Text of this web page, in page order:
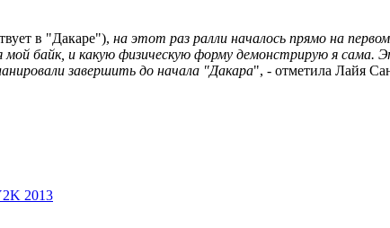
в "Дакаре"), на этот раз ралли началось прямо на
мой байк, и какую физическую форму демонстрирую я
завершить до начала "Дакара", - отметила Лайя
2013